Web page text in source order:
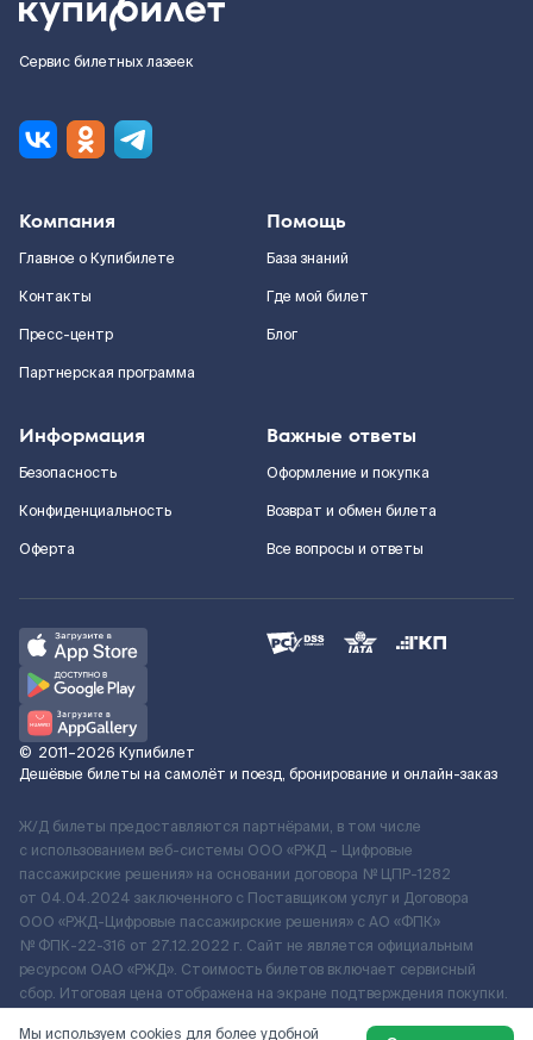
Сервис билетных лазеек
Компания
Главное о Купибилете
Контакты
Пресс-центр
Партнерская программа
Помощь
База знаний
Где мой билет
Блог
Информация
Безопасность
Конфиденциальность
Оферта
Важные ответы
Оформление и покупка
Возврат и обмен билета
Все вопросы и ответы
© 2011–2026 Купибилет
Дешёвые билеты на самолёт и поезд, бронирование и онлайн-заказ
Ж/Д билеты предоставляются партнёрами, в том числе
с использованием веб-системы ООО «РЖД – Цифровые
пассажирские решения» на основании договора № ЦПР-1282
от 04.04.2024 заключенного с Поставщиком услуг и Договора
ООО «РЖД-Цифровые пассажирские решения» c АО «ФПК»
№ ФПК-22-316 от 27.12.2022 г. Сайт не является официальным
ресурсом ОАО «РЖД». Стоимость билетов включает сервисный
сбор. Итоговая цена отображена на экране подтверждения покупки.
Мы используем cookies для более удобной